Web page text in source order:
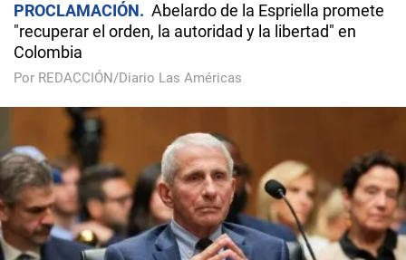
PROCLAMACIÓN
Abelardo de la Espriella promete
"recuperar el orden, la autoridad y la libertad" en
Colombia
Por REDACCIÓN/Diario Las Américas